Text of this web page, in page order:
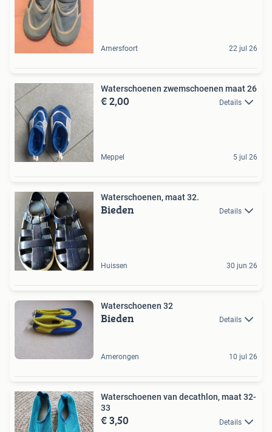
Amersfoort 22 jul 26
Waterschoenen zwemschoenen maat 26
€ 2,00 Details
Meppel 5 jul 26
Waterschoenen, maat 32.
Bieden Details
Huissen 30 jun 26
Waterschoenen 32
Bieden Details
Amerongen 10 jul 26
Waterschoenen van decathlon, maat 32-
33
€ 3,50 Details